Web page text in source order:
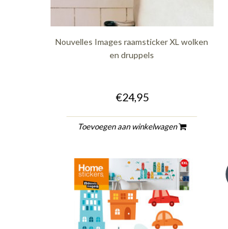
Nouvelles Images raamsticker XL wolken
en druppels
€24,95
Toevoegen aan winkelwagen